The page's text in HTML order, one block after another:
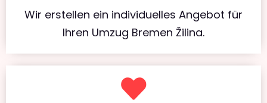
Wir erstellen ein individuelles Angebot für
Ihren Umzug Bremen Žilina.